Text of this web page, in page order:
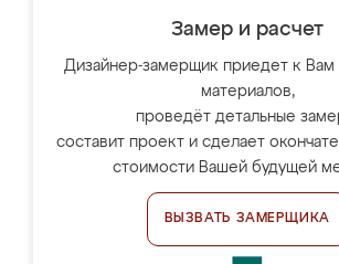
Замер и расчет
Дизайнер-замерщик приедет к Вам
материалов,
проведёт детальные
составит проект и сделает
стоимости Вашей будущей
ВЫЗВАТЬ ЗАМЕРЩИКА